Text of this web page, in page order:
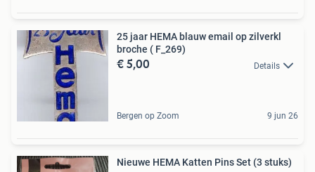
25 jaar HEMA blauw email op zilverkl
broche ( F_269)
€ 5,00 Details
Bergen op Zoom 9 jun 26
Nieuwe HEMA Katten Pins Set (3 stuks)